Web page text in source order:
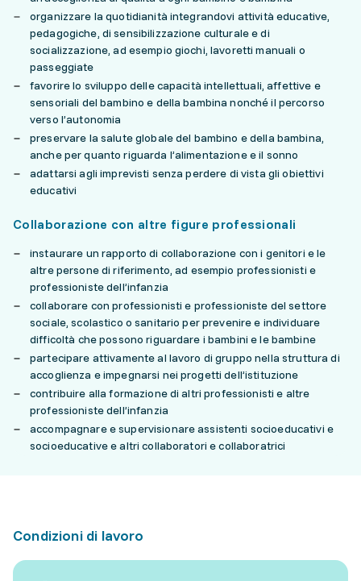
organizzare la quotidianità integrandovi attività educative,
pedagogiche, di sensibilizzazione culturale e di
socializzazione, ad esempio giochi, lavoretti manuali o
passeggiate
favorire lo sviluppo delle capacità intellettuali, affettive e
sensoriali del bambino e della bambina nonché il percorso
verso l’autonomia
preservare la salute globale del bambino e della bambina,
anche per quanto riguarda l’alimentazione e il sonno
adattarsi agli imprevisti senza perdere di vista gli obiettivi
educativi
Collaborazione con altre figure professionali
instaurare un rapporto di collaborazione con i genitori e le
altre persone di riferimento, ad esempio professionisti e
professioniste dell’infanzia
collaborare con professionisti e professioniste del settore
sociale, scolastico o sanitario per prevenire e individuare
difficoltà che possono riguardare i bambini e le bambine
partecipare attivamente al lavoro di gruppo nella struttura di
accoglienza e impegnarsi nei progetti dell’istituzione
contribuire alla formazione di altri professionisti e altre
professioniste dell’infanzia
accompagnare e supervisionare assistenti socioeducativi e
socioeducative e altri collaboratori e collaboratrici
Condizioni di lavoro